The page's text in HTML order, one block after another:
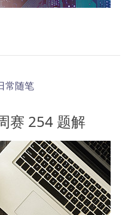
常随笔
赛 254 题解